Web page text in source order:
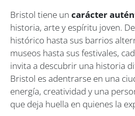
Bristol tiene un carácter
historia, arte y espíritu joven.
histórico hasta sus barrios
museos hasta sus festivales,
invita a descubrir una historia
Bristol es adentrarse en una
energía, creatividad y una
que deja huella en quienes la